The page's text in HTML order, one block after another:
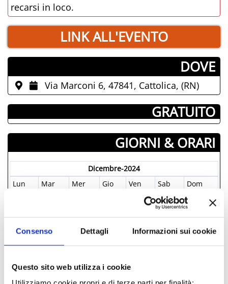
Consenso Dettagli Informazioni sui cookie
Questo sito web utilizza i cookie
recarsi in loco.
LINK ALL'EVENTO
­DOVE
Via Marconi 6, 47841, Cattolica, (RN)
­ GRATUITO
GIORNI & ORARI
Dicembre-2024
Lun
Mar Mer Gio Ven Sab
Dom
30
01
09
10 12 13 14
15
16
17 18 19 20 21
22
30
31 01 02 03